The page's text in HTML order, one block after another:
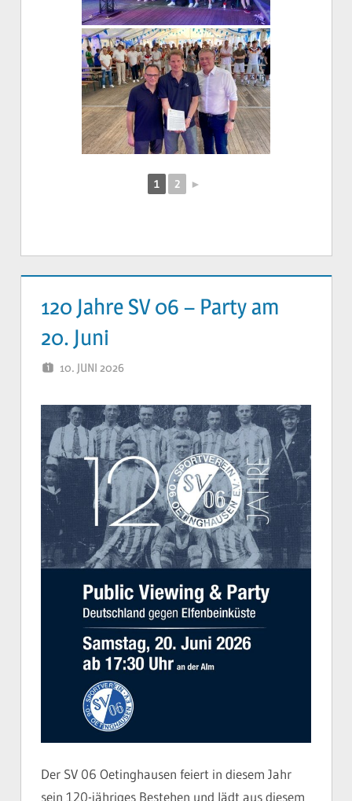
1 2 ►
120 Jahre SV 06 – Party am
20. Juni
10. JUNI 2026
Der SV 06 Oetinghausen feiert in diesem Jahr
sein 120-jähriges Bestehen und lädt aus diesem